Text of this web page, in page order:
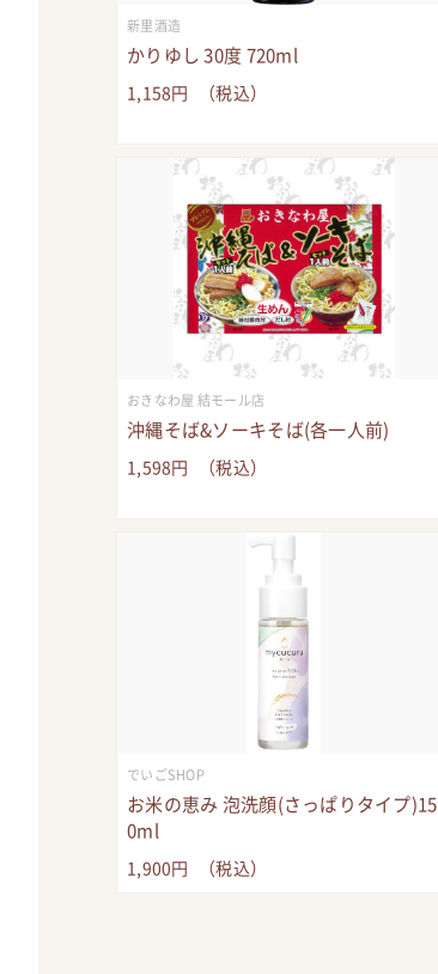
新里酒造
かりゆし 30度 720ml
1,158円 （税込）
おきなわ屋 結モール店
沖縄そば&ソーキそば(各一人前)
1,598円 （税込）
でいごSHOP
お米の恵み 泡洗顔(さっぱりタイプ)15
0ml
1,900円 （税込）